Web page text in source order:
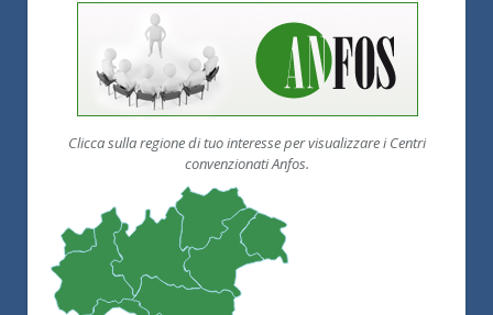
Clicca sulla regione di tuo interesse per visualizzare i Centri
convenzionati Anfos.